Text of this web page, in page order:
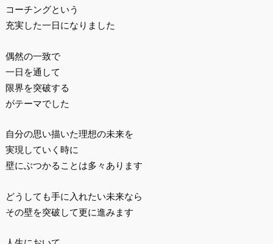
コーチングという
充実した一日になりました
偶然の一致で
一日を通して
限界を突破する
がテーマでした
自分の思い描いた理想の未来を
実現していく時に
壁にぶつかることは多々あります
どうしても手に入れたい未来なら
その壁を突破して更に進みます